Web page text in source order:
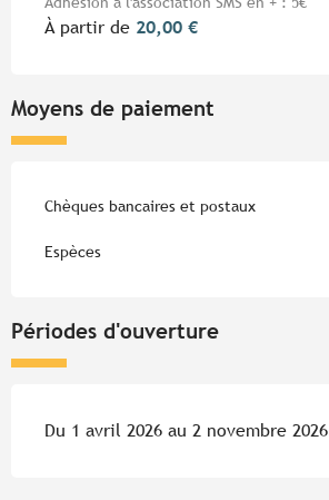
À partir de 20,00 €
Moyens de paiement
Chèques bancaires et postaux
Espèces
Périodes d'ouverture
Du 1 avril 2026 au 2 novembre 2026